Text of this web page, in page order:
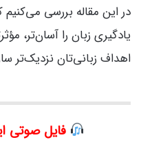
در این مقاله بررسی می‌کنیم
یادگیری زبان را آسان‌تر،
اهداف زبانی‌تان نزدیک‌تر
فایل صوتی